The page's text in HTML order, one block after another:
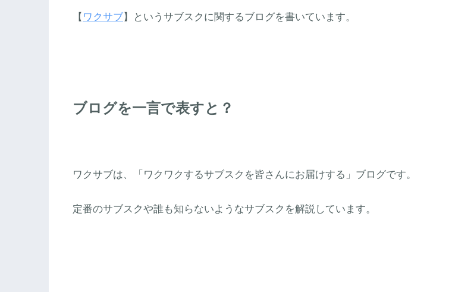
【 ワクサブ】というサブスクに関するブログを書いています。
ブログを一言で表すと？
ワクサブは、「ワクワクするサブスクを皆さんにお届けする」ブログです。
定番のサブスクや誰も知らないようなサブスクを解説しています。